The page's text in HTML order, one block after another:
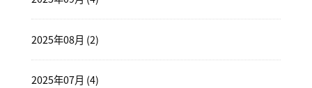
2025年08月 (2)
2025年07月 (4)